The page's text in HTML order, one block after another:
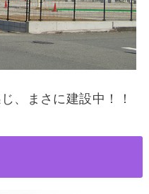
、まさに建設中！！